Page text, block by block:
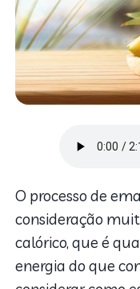
O processo de
consideração
calórico, que é
energia do que